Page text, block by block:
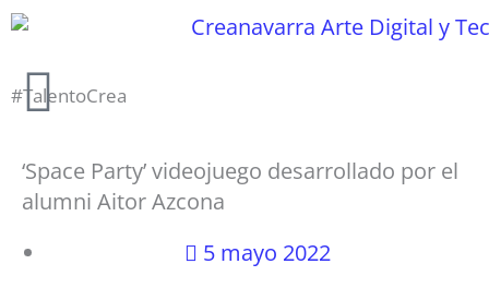
Ir
contenido
#TalentoCrea
‘Space Party’ videojuego desarrollado por el
alumni Aitor Azcona
5 mayo 2022